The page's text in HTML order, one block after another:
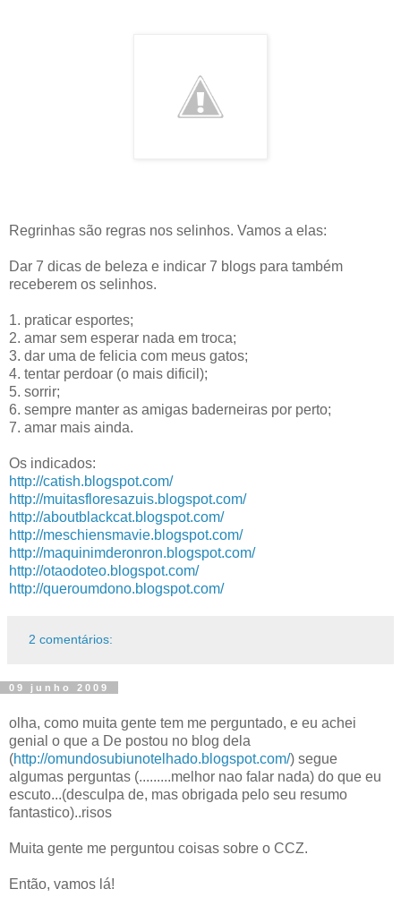
Regrinhas são regras nos selinhos. Vamos a elas:
Dar 7 dicas de beleza e indicar 7 blogs para também
receberem os selinhos.
1. praticar esportes;
2. amar sem esperar nada em troca;
3. dar uma de felicia com meus gatos;
4. tentar perdoar (o mais dificil);
5. sorrir;
6. sempre manter as amigas baderneiras por perto;
7. amar mais ainda.
Os indicados:
http://catish.blogspot.com/
http://muitasfloresazuis.blogspot.com/
http://aboutblackcat.blogspot.com/
http://meschiensmavie.blogspot.com/
http://maquinimderonron.blogspot.com/
http://otaodoteo.blogspot.com/
http://queroumdono.blogspot.com/
2 comentários:
09 junho 2009
olha, como muita gente tem me perguntado, e eu achei
genial o que a De postou no blog dela
(http://omundosubiunotelhado.blogspot.com/) segue
algumas perguntas (.........melhor nao falar nada) do que eu
escuto...(desculpa de, mas obrigada pelo seu resumo
fantastico)..risos
Muita gente me perguntou coisas sobre o CCZ.
Então, vamos lá!